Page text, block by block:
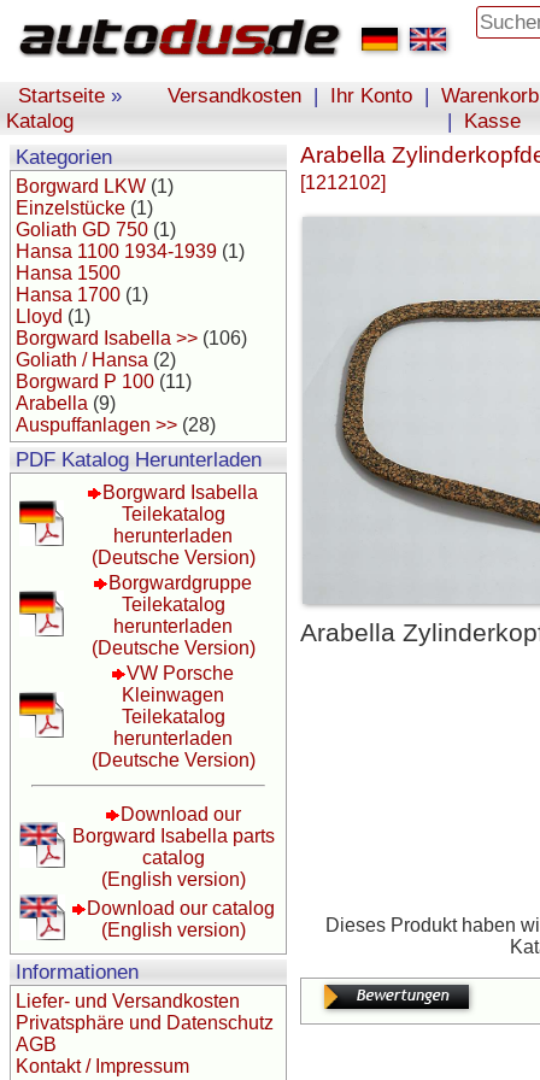
Startseite »
Katalog
Versandkosten | Ihr Konto | Warenkorb
| Kasse
Kategorien
Borgward LKW (1)
Einzelstücke (1)
Goliath GD 750 (1)
Hansa 1100 1934-1939 (1)
Hansa 1500
Hansa 1700 (1)
Lloyd (1)
Borgward Isabella >> (106)
Goliath / Hansa (2)
Borgward P 100 (11)
Arabella (9)
Auspuffanlagen >> (28)
PDF Katalog Herunterladen
Borgward Isabella
Teilekatalog
herunterladen
(Deutsche Version)
Borgwardgruppe
Teilekatalog
herunterladen
(Deutsche Version)
VW Porsche
Kleinwagen
Teilekatalog
herunterladen
(Deutsche Version)
Download our
Borgward Isabella parts
catalog
(English version)
Download our catalog
(English version)
Informationen
Liefer- und Versandkosten
Privatsphäre und Datenschutz
AGB
Kontakt / Impressum
Arabella
[1212102]
Arabella
Dieses Produkt haben